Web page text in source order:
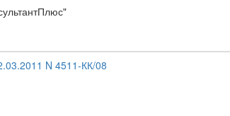
N 4511-КК/08